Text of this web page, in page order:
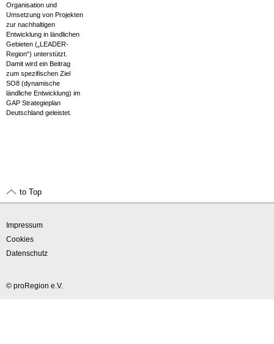
Organisation und
Umsetzung von Projekten
zur nachhaltigen
Entwicklung in ländlichen
Gebieten („LEADER-
Region“) unterstützt.
Damit wird ein Beitrag
zum spezifischen Ziel
SO8 (dynamische
ländliche Entwicklung) im
GAP Strategieplan
Deutschland geleistet.
to Top
Impressum
Cookies
Datenschutz
© proRegion e.V.